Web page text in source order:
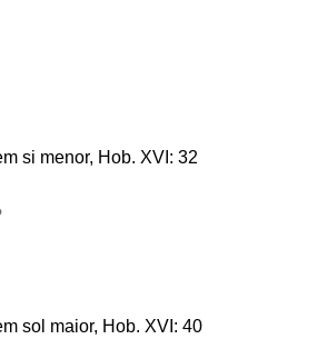
si menor, Hob. XVI: 32
sol maior, Hob. XVI: 40